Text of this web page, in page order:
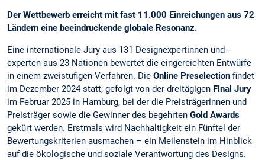
Der Wettbewerb erreicht mit fast 11.000 Einreichungen aus 72
Ländern eine beeindruckende globale Resonanz.
Eine internationale Jury aus 131 Designexpertinnen und -
experten aus 23 Nationen bewertet die eingereichten Entwürfe
in einem zweistufigen Verfahren. Die Online Preselection findet
im Dezember 2024 statt, gefolgt von der dreitägigen Final Jury
im Februar 2025 in Hamburg, bei der die Preisträgerinnen und
Preisträger sowie die Gewinner des begehrten Gold Awards
gekürt werden. Erstmals wird Nachhaltigkeit ein Fünftel der
Bewertungskriterien ausmachen – ein Meilenstein im Hinblick
auf die ökologische und soziale Verantwortung des Designs.